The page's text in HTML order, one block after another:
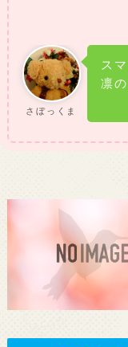
さぼっくま
ス
凛